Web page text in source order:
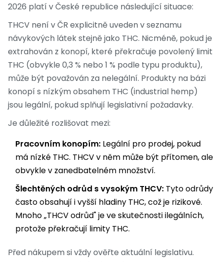
2026 platí v České republice následující situace:
THCV není v ČR explicitně uveden v seznamu
návykových látek stejně jako THC. Nicméně, pokud je
extrahován z konopí, které překračuje povolený limit
THC (obvykle 0,3 % nebo 1 % podle typu produktu),
může být považován za nelegální. Produkty na bázi
konopí s nízkým obsahem THC (industrial hemp)
jsou legální, pokud splňují legislativní požadavky.
Je důležité rozlišovat mezi:
Pracovním konopím: Legální pro prodej, pokud
má nízké THC. THCV v něm může být přítomen, ale
obvykle v zanedbatelném množství.
Šlechtěných odrůd s vysokým THCV: Tyto odrůdy
často obsahují i vyšší hladiny THC, což je rizikové.
Mnoho „THCV odrůd" je ve skutečnosti ilegálních,
protože překračují limity THC.
Před nákupem si vždy ověřte aktuální legislativu.